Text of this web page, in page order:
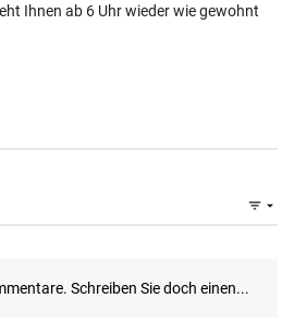
Ihnen ab 6 Uhr wieder wie gewohnt